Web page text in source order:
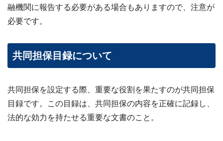
融機関に報告する必要がある場合もありますので、注意が
必要です。
共同担保目録について
共同担保を設定する際、重要な役割を果たすのが共同担保
目録です。この目録は、共同担保の内容を正確に記録し、
法的な効力を持たせる重要な文書のこと。